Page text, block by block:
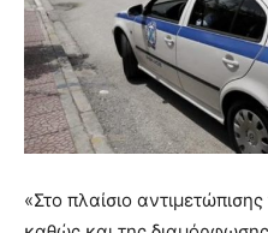
«Στο πλαίσιο